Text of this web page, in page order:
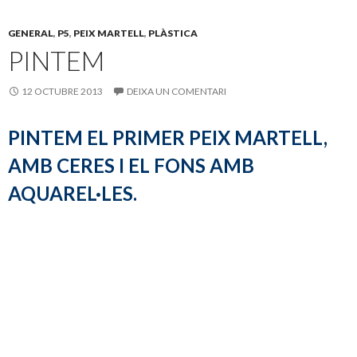
o
o
k
ar
GENERAL, P5, PEIX MARTELL, PLÀSTICA
PINTEM
12 OCTUBRE 2013 DEIXA UN COMENTARI
PINTEM EL PRIMER PEIX MARTELL,
AMB CERES I EL FONS AMB
AQUAREL·LES.